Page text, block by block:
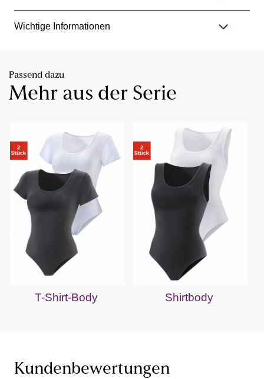
Wichtige Informationen
Passend dazu
Mehr aus der Serie
T-Shirt-Body Shirtbody
Kundenbewertungen